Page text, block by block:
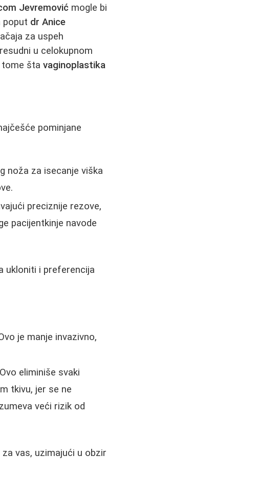
Jevremović mogle bi
poput dr Anice
za uspeh
u celokupnom
tome štavaginoplastika
pominjane
noža za isecanje viška
preciznije rezove,
pacijentkinje navode
ukloniti i preferencija
je manje invazivno,
eliminiše svaki
tkivu, jer se ne
veći rizik od
vas, uzimajući u obzir